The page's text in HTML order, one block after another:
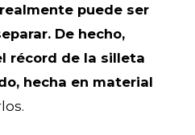
puede ser
De hecho,
récord de la silleta
hecha en material